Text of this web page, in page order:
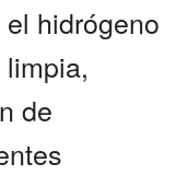
hidrógeno
de